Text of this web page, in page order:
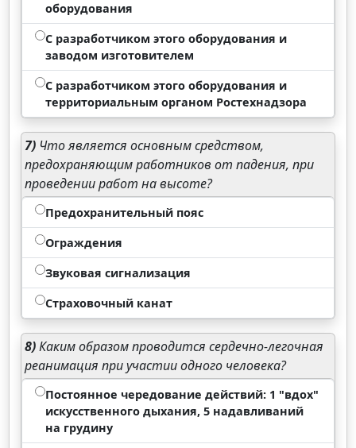
оборудования
С разработчиком этого оборудования и
заводом изготовителем
С разработчиком этого оборудования и
территориальным органом Ростехнадзора
7) Что является основным средством,
предохраняющим работников от падения, при
проведении работ на высоте?
Предохранительный пояс
Ограждения
Звуковая сигнализация
Страховочный канат
8)Каким образом проводится сердечно-легочная
реанимация при участии одного человека?
Постоянное чередование действий: 1 "вдох"
искусственного дыхания, 5 надавливаний
на грудину